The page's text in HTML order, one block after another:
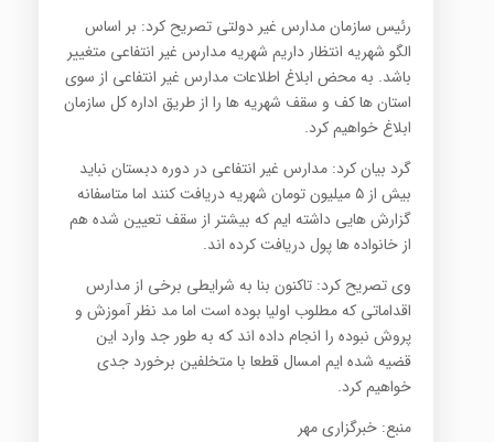
رئیس سازمان مدارس غیر دولتی تصریح کرد: بر اساس
الگو شهریه انتظار داریم شهریه مدارس غیر انتفاعی متغییر
باشد. به محض ابلاغ اطلاعات مدارس غیر انتفاعی از سوی
استان ها کف و سقف شهریه ها را از طریق اداره کل سازمان
ابلاغ خواهیم کرد.
گرد بیان کرد: مدارس غیر انتفاعی در دوره دبستان نباید
بیش از ۵ میلیون تومان شهریه دریافت کنند اما متاسفانه
گزارش هایی داشته ایم که بیشتر از سقف تعیین شده هم
از خانواده ها پول دریافت کرده اند.
وی تصریح کرد: تاکنون بنا به شرایطی برخی از مدارس
اقداماتی که مطلوب اولیا بوده است اما مد نظر آموزش و
پروش نبوده را انجام داده اند که به طور جد وارد این
قضیه شده ایم امسال قطعا با متخلفین برخورد جدی
خواهیم کرد.
منبع: خبرگزاری مهر